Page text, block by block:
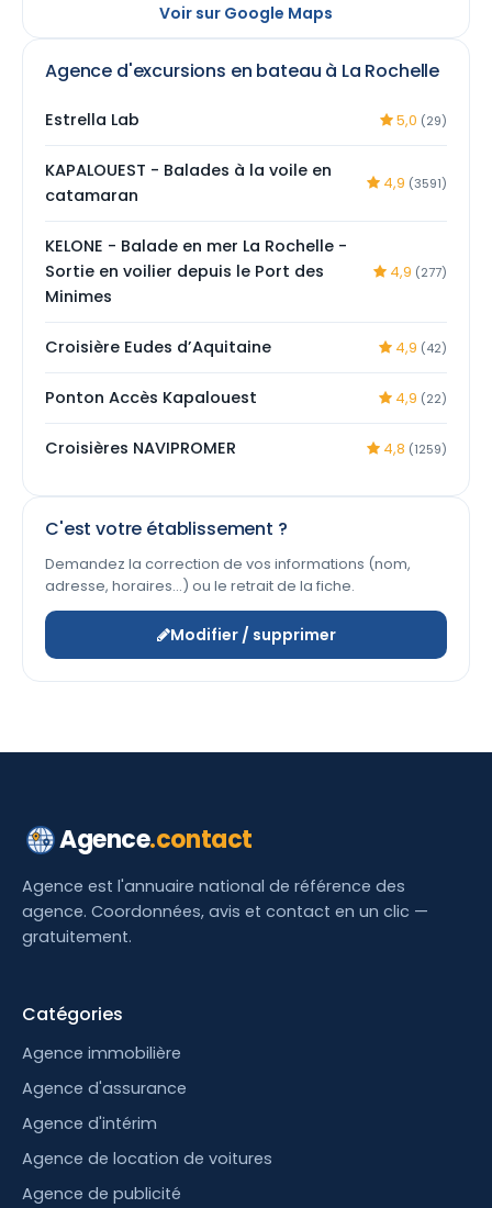
Voir sur Google Maps
Agence d'excursions en bateau à La Rochelle
Estrella Lab 5,0 (29)
KAPALOUEST - Balades à la voile en
catamaran
4,9 (3591)
KELONE - Balade en mer La Rochelle -
Sortie en voilier depuis le Port des
Minimes
4,9 (277)
Croisière Eudes d’Aquitaine 4,9 (42)
Ponton Accès Kapalouest 4,9 (22)
Croisières NAVIPROMER 4,8 (1259)
C'est votre établissement ?
Demandez la correction de vos informations (nom,
adresse, horaires…) ou le retrait de la fiche.
Modifier / supprimer
Agence.contact
Agence est l'annuaire national de référence des
agence. Coordonnées, avis et contact en un clic —
gratuitement.
Catégories
Agence immobilière
Agence d'assurance
Agence d'intérim
Agence de location de voitures
Agence de publicité